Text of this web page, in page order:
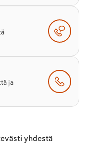
ja
yhdestä